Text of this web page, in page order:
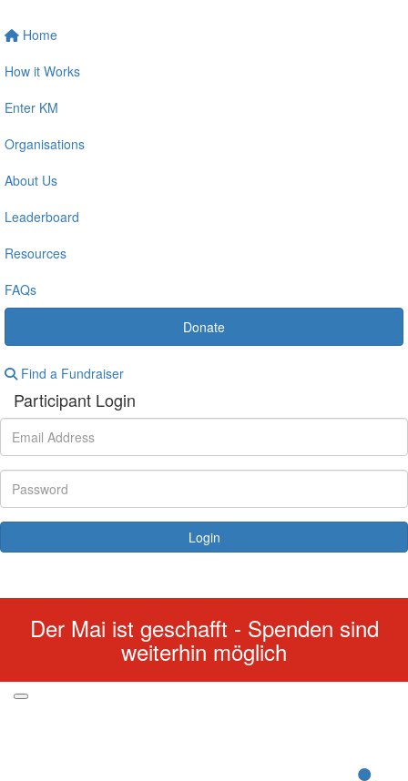
Home
How it Works
Enter KM
Organisations
About Us
Leaderboard
Resources
FAQs
Donate
Find a Fundraiser
Participant Login
Login
Der Mai ist geschafft - Spenden sind
weiterhin möglich